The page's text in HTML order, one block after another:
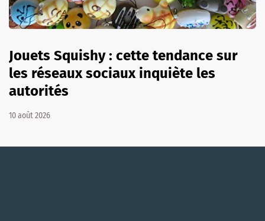
Jouets Squishy : cette tendance sur
les réseaux sociaux inquiète les
autorités
10 août 2026